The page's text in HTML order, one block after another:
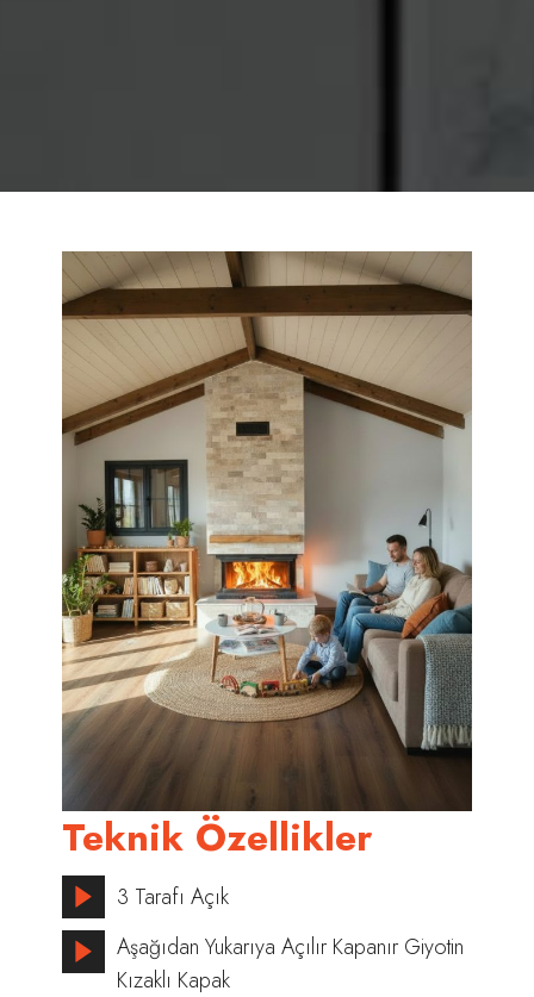
Teknik Özellikler
3 Tarafı Açık
Aşağıdan Yukarıya Açılır Kapanır Giyotin
Kızaklı Kapak